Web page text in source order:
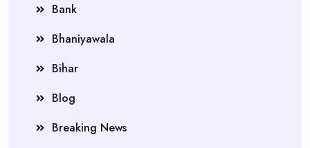
Bank
Bhaniyawala
Bihar
Blog
Breaking News